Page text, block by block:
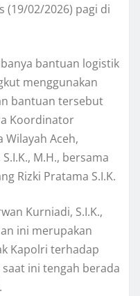
(19/02/2026) pagi di
bantuan logistik
menggunakan
bantuan tersebut
Koordinator
Wilayah Aceh,
M.H., bersama
Rizki Pratama S.I.K.
Kurniadi, S.I.K.,
ini merupakan
Kapolri terhadap
ini tengah berada